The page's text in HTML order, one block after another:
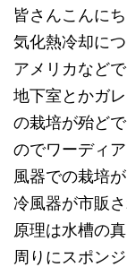
皆さんこんにち
気化熱冷却に
アメリカなど
地下室とかガ
の栽培が殆ど
のでワーディ
風器での栽培
冷風器が市販さ
原理は水槽の
周りにスポン